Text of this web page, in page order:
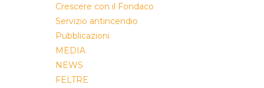
Crescere con il Fondaco
Servizio antincendio
Pubblicazioni
MEDIA
NEWS
FELTRE